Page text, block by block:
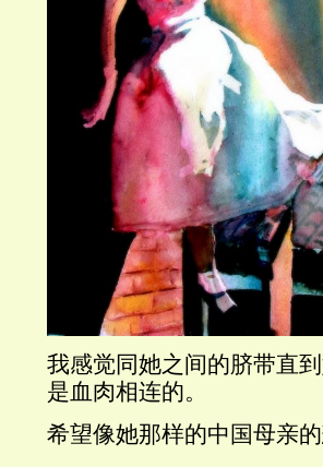
我感觉同她之间的脐带直
是血肉相连的。
希望像她那样的中国母亲